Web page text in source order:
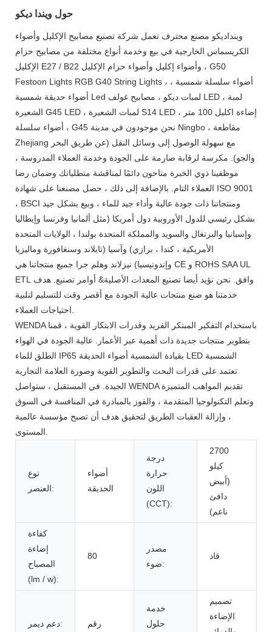
حول ويندا ديكو
وينداديكو مصنع محترف تعمل شركة تصنيع مصابيح الإكليل وأضواء
الكريسماس الخارجية في بيع وخدمة أنواع مختلفة من مصابيح حزام
الإكليل E27 / B22 وأضواء إكليل وأضواء حزام الإكليل ، G50
Festoon Lights RGB G40 String Lights ، أضواء سلسلة شمسية ،
أضواء حديقة شمسية Led لمبات ديكو ، مصابيح غولف LED ، لمبة
الشعيرة G45 LED ، لمبات الشعيرة S14 LED ، إضاءة اكليل 100 متر
، أضواء سلسلة G45 نحن موجودون في مدينة Ningbo ، مقاطعة
Zhejiang مع سهولة الوصول إلى وسائل النقل (عن طريق البحر
والجو). مكرسة لرقابة صارمة على الجودة وخدمة العملاء المدروسة ،
موظفينا ذوي الخبرة متاحون دائمًا لمناقشة متطلباتك وضمان رضا
العملاء التام. بالإضافة إلى ذلك ، حصل مصنعنا على شهادة ISO 9001
، BSCI ومنتجاتنا ذات جودة عالية وأداء جيد للماء ، وبيع بشكل جيد
بشكل رئيسي للدول الأوروبية دول أمريكا (مثل ألمانيا وفرنسا وإيطاليا
وإسبانيا والبرتغال والسويد والمملكة المتحدة بولندا ، الولايات المتحدة
الأمريكية ، كندا ، برازي) وآسيا (تايلاند وسنغافورة وماليزيا
وإندونيسيا) نيزلاند وهلم جرا جميع منتجاتنا هي CE و ROHS SAA UL
ETL وافق. نحن نؤيد أيضا تصنيع المعدات الأصلية& أوامر تصنيع. هدف
خدمتنا هو صنع منتجات عالية الجودة مع أقصر وقت للتسليم لتلبية
WENDA باستخدام التفكير المبتكر الفريد وقدرات الابتكار القوية ، قمنا
بتطوير منتجات جديدة ذات أهمية عبر الأعمار. عالية الجودة في الهواء
الطلق للماء IP65 بقيادة الشمسية أضواء الحديقة LED الشمسية
تعتمد على قدرات البحث والتطوير القوية وصورة العلامة التجارية
الجيدة. في المستقبل ، ستواصل WENDA تقديم المواهب المتميزة
وتعلم التكنولوجيا المتقدمة ، والفوز بالمبادرة في المنافسة في السوق
، وإزالة العقبات الطريق لتحقيق هدف أن تصبح مؤسسة عالمية
نوع
العنصر:
أضواء
الحديقة
درجة
حرارة
اللون
(CCT):
2700
كيلو
(أبيض
دافئ
ناعم)
كفاءة
إضاءة
المصباح
(lm / w):
80
مصدر
ضوء:
قاد
دعم ديمر: رقم
خدمة
حلول
تصميم
الإضاءة